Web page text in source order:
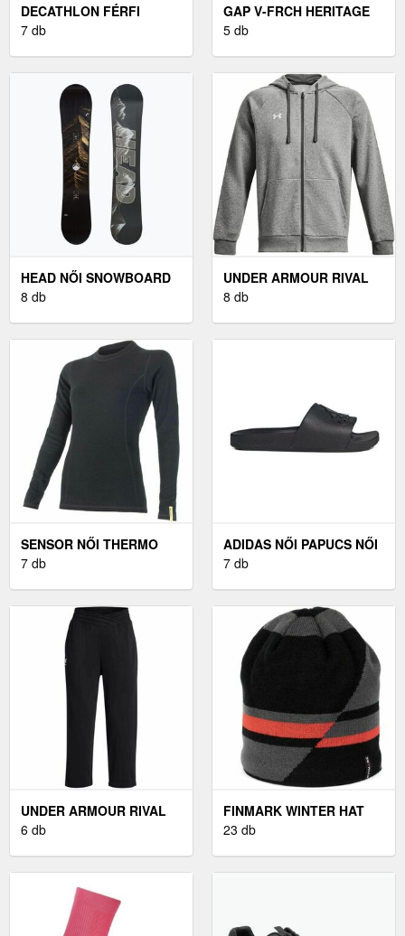
DECATHLON FÉRFI
BOARDSHORT, HOSSZÚ
7 db
GAP V-FRCH HERITAGE
LOGO FÉRFI PULÓVER,
5 db
HEAD NŐI SNOWBOARD
KÖTÉS NŐI SNOWBOARD
8 db
UNDER ARMOUR RIVAL
FÉRFI PULÓVER,
8 db
SENSOR NŐI THERMO
FELSŐ NŐI THERMO
7 db
ADIDAS NŐI PAPUCS NŐI
PAPUCS, FEKETE, MÉRET
7 db
UNDER ARMOUR RIVAL
NŐI MELEGÍTŐNADRÁG,
6 db
FINMARK WINTER HAT
TÉLI KÖTÖTT SAPKA,
23 db